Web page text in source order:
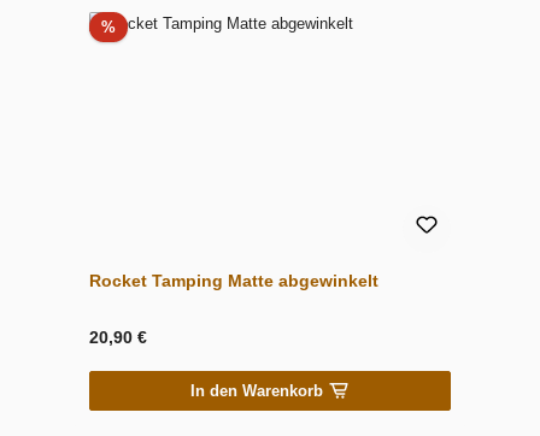
%Rabatt
Rocket Tamping Matte abgewinkelt
20,90 €
In den Warenkorb